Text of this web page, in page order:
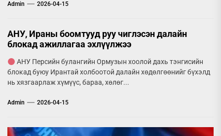
Admin 2026-04-15
АНУ, Ираны боомтууд руу чиглэсэн далайн
блокад ажиллагаа эхлүүлжээ
АНУ Персийн булангийн Ормузын хоолой дахь тэнгисийн
блокад буюу Ирантай холбоотой далайн хөдөлгөөнийг бүхэлд
нь хязгаарлаж хүмүүс, бараа, хөлөг...
Admin 2026-04-15